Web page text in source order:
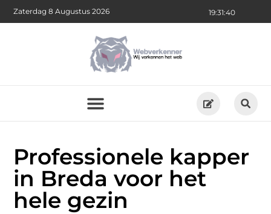
19:31:41
Zaterdag 8 Augustus 2026
Professionele kapper
in Breda voor het
hele gezin